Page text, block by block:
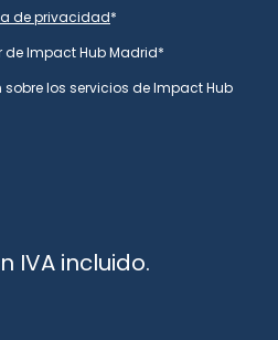
de privacidad*
de Impact Hub Madrid*
los servicios de Impact Hub
IVA incluido.